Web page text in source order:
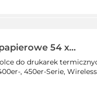
54 x
etykiety
do drukarek
, 450er-Serie,